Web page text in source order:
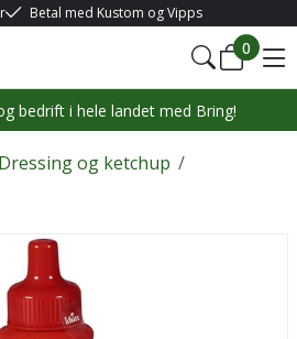
Betal med Kustom og Vipps
0
bedrift i hele landet med Bring!
/
Dressing og ketchup